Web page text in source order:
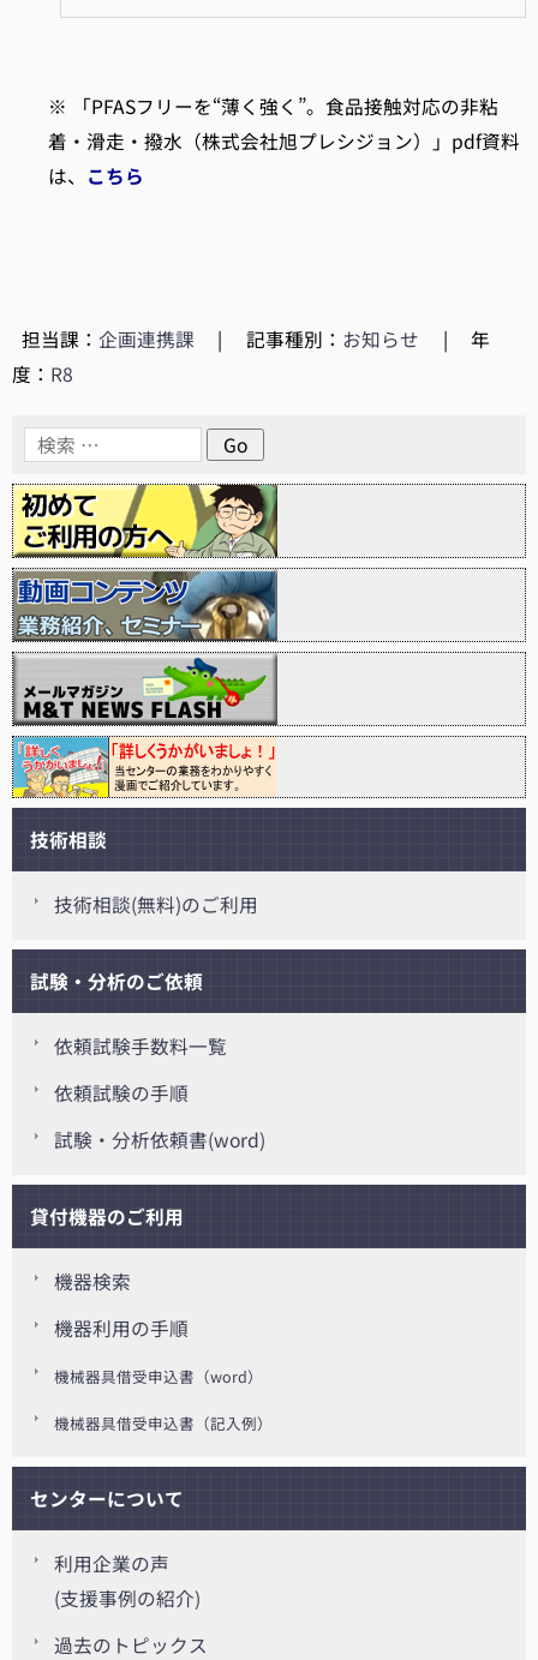
※ 「PFASフリーを“薄く強く”。食品接触対応の非粘
着・滑走・撥水（株式会社旭プレシジョン）」pdf資料
は、 こちら
担当課： 企画連携課 | 記事種別： お知らせ |
年
度： R8
技術相談
技術相談(無料)のご利用
試験・分析のご依頼
依頼試験手数料一覧
依頼試験の手順
試験・分析依頼書(word)
貸付機器のご利用
機器検索
機器利用の手順
機械器具借受申込書（word）
機械器具借受申込書（記入例）
センターについて
利用企業の声
(支援事例の紹介)
過去のトピックス